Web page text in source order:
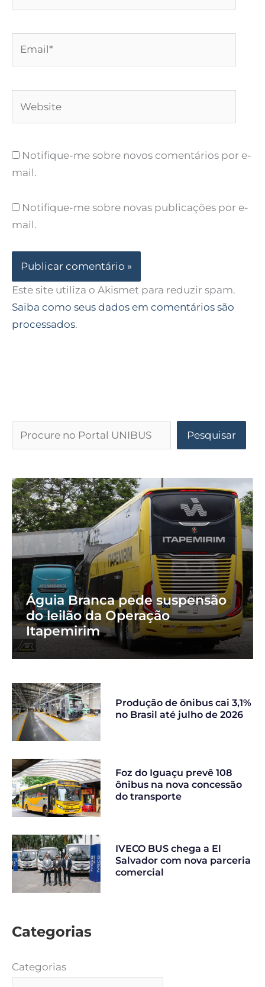
Notifique-me sobre novos comentários por e-
mail.
Notifique-me sobre novas publicações por e-
mail.
Este site utiliza o Akismet para reduzir spam.
Saiba como seus dados em comentários são
processados.
Pesquisar
Águia Branca pede suspensão
do leilão da Operação
Itapemirim
Produção de ônibus cai 3,1%
no Brasil até julho de 2026
Foz do Iguaçu prevê 108
ônibus na nova concessão
do transporte
IVECO BUS chega a El
Salvador com nova parceria
comercial
Categorias
Categorias